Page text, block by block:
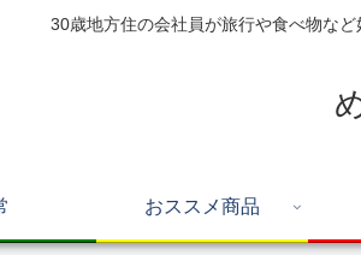
30歳地方住の会社員が旅行や食べ物な
おススメ商品